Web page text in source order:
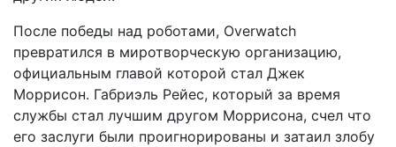
После победы над роботами, Overwatch
превратился в миротворческую организацию,
официальным главой которой стал Джек
Моррисон. Габриэль Рейес, который за время
службы стал лучшим другом Моррисона, счел что
его заслуги были проигнорированы и затаил злобу